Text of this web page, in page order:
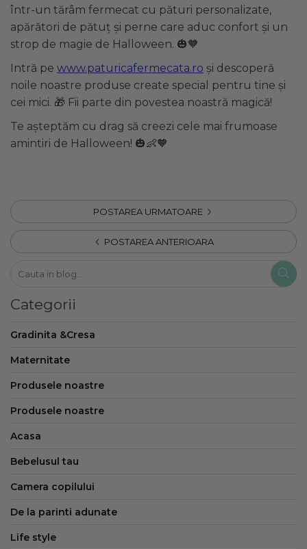
într-un tărâm fermecat cu pături personalizate,
apărători de pătuț și perne care aduc confort și un
strop de magie de Halloween. 🎃🧡
Intră pe www.paturicafermecata.ro și descoperă
noile noastre produse create special pentru tine și
cei mici. 🎁 Fii parte din povestea noastră magică!
Te așteptăm cu drag să creezi cele mai frumoase
amintiri de Halloween! 🎃👶🧡
POSTAREA URMATOARE
POSTAREA ANTERIOARA
Categorii
Gradinita &Cresa
Maternitate
Produsele noastre
Produsele noastre
Acasa
Bebelusul tau
Camera copilului
De la parinti adunate
Life style